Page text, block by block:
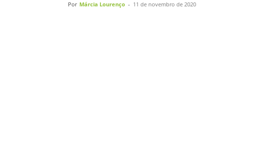
Por Márcia Lourenço - 11 de novembro de 2020